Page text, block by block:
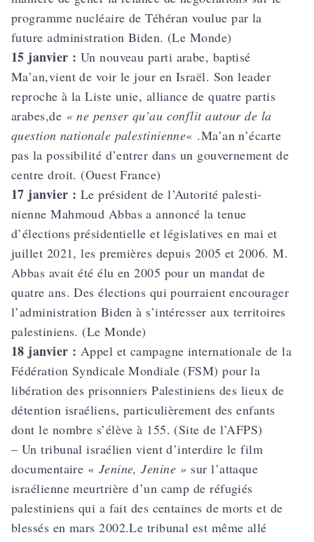
programme nucléaire de Téhéran voulue par la
future administration Biden. (Le Monde)
15 janvier : Un nouveau parti arabe, baptisé
Ma’an,vient de voir le jour en Israël. Son leader
reproche à la Liste unie, alliance de quatre partis
arabes,de « ne penser qu’au conflit autour de la
question nationale palestinienne« .Ma’an n’écarte
pas la possibilité d’entrer dans un gouvernement de
centre droit. (Ouest France)
17 janvier : Le président de l’Autorité palesti­
nienne Mahmoud Abbas a annoncé la tenue
d’élections présidentielle et législatives en mai et
juillet 2021, les premières depuis 2005 et 2006. M.
Abbas avait été élu en 2005 pour un mandat de
quatre ans. Des élections qui pourraient encourager
l’administration Biden à s’intéresser aux territoires
palestiniens. (Le Monde)
18 janvier : Appel et campagne internationale de la
Fédération Syndicale Mondiale (FSM) pour la
libération des prisonniers Palestiniens des lieux de
détention israéliens, particulièrement des enfants
dont le nombre s’élève à 155. (Site de l’AFPS)
– Un tribunal israélien vient d’interdire le film
documentaire « Jenine, Jenine » sur l’attaque
israélienne meurtrière d’un camp de réfugiés
palestiniens qui a fait des centaines de morts et de
blessés en mars 2002.Le tribunal est même allé